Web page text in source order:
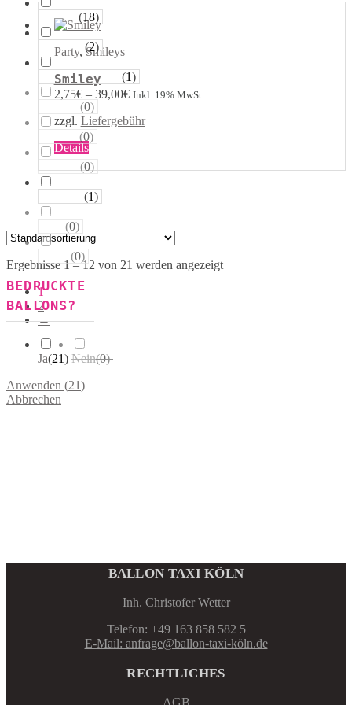
Die
Optionen
können
auf
der
Produktseite
gewählt
werden
Party,Smileys
Smiley
2,75€– 39,00€ Inkl. 19% MwSt
zzgl. Liefergebühr
DetailsDieses
Produkt
weist
mehrere
Varianten
Die
Optionen
können
Ergebnisse 1 – 12 von 21 werden angezeigt
1
2
→
Runde (18)
Tropfen (2)
Riesen−Kugeln (1)
(0)
(0)
(0)
(1)
(0)
(0)
BEDRUCKTE
BALLONS?
Ja(21) Nein(0)
Anwenden (21)
Abbrechen
BALLON TAXI KÖLN
Inh. Christofer Wetter
Telefon: +49 163 858 582 5
E-Mail: anfrage@ballon-taxi-köln.de
RECHTLICHES